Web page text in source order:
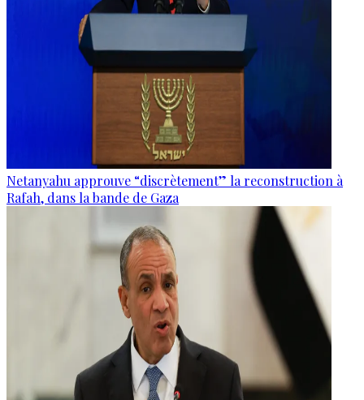
Netanyahu approuve “discrètement” la reconstruction à
Rafah, dans la bande de Gaza